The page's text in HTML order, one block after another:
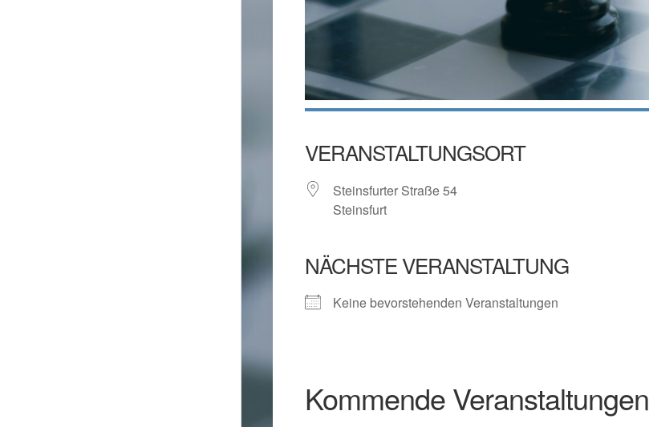
VERANSTALTUNGSORT
Steinsfurter Straße 54
Steinsfurt
NÄCHSTE VERANSTALTUNG
Keine bevorstehenden Veranstaltungen
Kommende Veranstaltungen